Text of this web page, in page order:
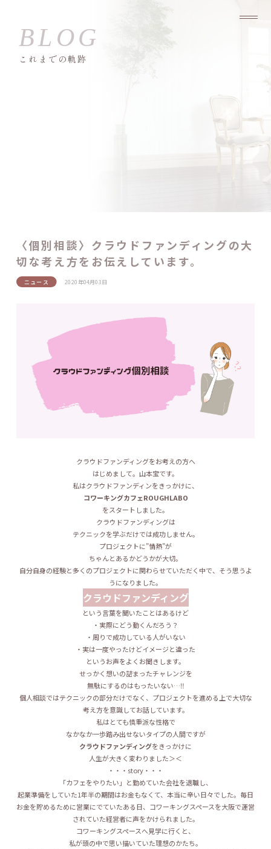
これまでの軌跡
〈個別相談〉クラウドファンディングの大
切な考え方をお伝えしています。
ニュース 2020年04月03日
クラウドファンディングをお考えの方へ
はじめまして。山本宝です。
私はクラウドファンディンをきっかけに、
コワーキングカフェROUGHLABO
をスタートしました。
クラウドファンディングは
テクニックを学ぶだけでは成功しません。
プロジェクトに”情熱”が
ちゃんとあるかどうかが大切。
自分自身の経験と多くのプロジェクトに関わらせていただく中で、そう思うよ
うになりました。
クラウドファンディング
という言葉を聞いたことはあるけど
・実際にどう動くんだろう？
・周りで成功している人がいない
・実は一度やったけどイメージと違った
というお声をよくお聞きします。
せっかく想いの詰まったチャレンジを
無駄にするのはもったいない…‼︎
個人相談ではテクニックの部分だけでなく、プロジェクトを進める上で大切な
考え方を意識してお話しています。
私はとても慎重派な性格で
なかなか一歩踏み出せないタイプの人間ですが
クラウドファンディングをきっかけに
人生が大きく変わりました＞＜
・・・story・・・
「カフェをやりたい」と勤めていた会社を退職し、
起業準備をしていた1年半の期間はお金もなくて、本当に辛い日々でした。 毎日
お金を貯めるために営業にでていたある日、コワーキングスペースを大阪で運営
されていた経営者に声をかけられました。
コワーキングスペースへ見学に行くと、
私が頭の中で思い描いていた理想のかたち。